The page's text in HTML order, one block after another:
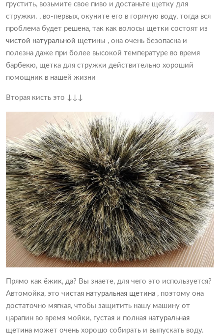
грустить, возьмите свое пиво и достаньте щетку для
стружки. , во-первых, окуните его в горячую воду, тогда вся
проблема будет решена, так как волосы щетки состоят из
чистой натуральной щетины , она очень безопасна и
полезна даже при более высокой температуре во время
барбекю, щетка для стружки действительно хороший
помощник в нашей жизни
Вторая кисть это ↓↓↓
Прямо как ёжик, да? Вы знаете, для чего это используется?
Автомойка, это чистая натуральная щетина , поэтому она
достаточно мягкая, чтобы защитить нашу машину от
царапин во время мойки, густая и полная натуральная
щетина может очень хорошо собирать и выпускать воду.